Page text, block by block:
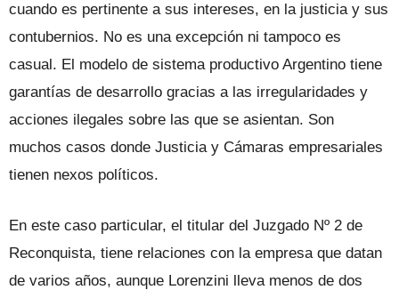
cuando es pertinente a sus intereses, en la justicia y sus
contubernios. No es una excepción ni tampoco es
casual. El modelo de sistema productivo Argentino tiene
garantías de desarrollo gracias a las irregularidades y
acciones ilegales sobre las que se asientan. Son
muchos casos donde Justicia y Cámaras empresariales
tienen nexos políticos.
En este caso particular, el titular del Juzgado Nº 2 de
Reconquista, tiene relaciones con la empresa que datan
de varios años, aunque Lorenzini lleva menos de dos